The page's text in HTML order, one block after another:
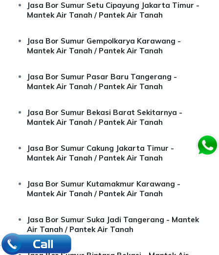
Jasa Bor Sumur Setu Cipayung Jakarta Timur -
Mantek Air Tanah / Pantek Air Tanah
Jasa Bor Sumur Gempolkarya Karawang -
Mantek Air Tanah / Pantek Air Tanah
Jasa Bor Sumur Pasar Baru Tangerang -
Mantek Air Tanah / Pantek Air Tanah
Jasa Bor Sumur Bekasi Barat Sekitarnya -
Mantek Air Tanah / Pantek Air Tanah
Jasa Bor Sumur Cakung Jakarta Timur -
Mantek Air Tanah / Pantek Air Tanah
Jasa Bor Sumur Kutamakmur Karawang -
Mantek Air Tanah / Pantek Air Tanah
Jasa Bor Sumur Suka Jadi Tangerang - Mantek
Air Tanah / Pantek Air Tanah
.